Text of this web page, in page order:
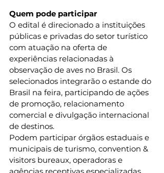
Quem pode participar
O edital é direcionado a instituições
públicas e privadas do setor turístico
com atuação na oferta de
experiências relacionadas à
observação de aves no Brasil. Os
selecionados integrarão o estande do
Brasil na feira, participando de ações
de promoção, relacionamento
comercial e divulgação internacional
de destinos.
Podem participar órgãos estaduais e
municipais de turismo, convention &
visitors bureaux, operadoras e